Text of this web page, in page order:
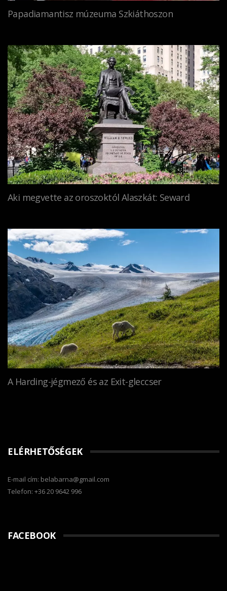
Papadiamantisz múzeuma Szkiáthoszon
Aki megvette az oroszoktól Alaszkát: Seward
A Harding-jégmező és az Exit-gleccser
ELÉRHETŐSÉGEK
E-mail cím: belabarna@gmail.com
Telefon: +36 20 9642 996
FACEBOOK